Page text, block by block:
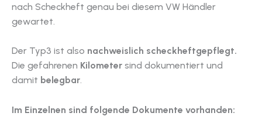
nach Scheckheft genau bei diesem VW Händler
gewartet.
Der Typ3 ist also nachweislich scheckheftgepflegt.
Die gefahrenen Kilometer sind dokumentiert und
damit belegbar.
Im Einzelnen sind folgende Dokumente vorhanden: